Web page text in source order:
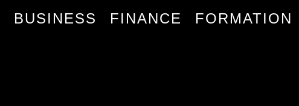
BUSINESS FINANCE FORMATION